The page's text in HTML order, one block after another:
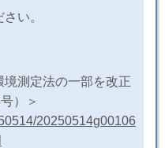
い。
境測定法の一部を改正
号）＞
20250514g00106